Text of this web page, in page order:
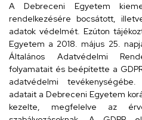
hely
Telefonszám
+36 52 512 900
Email
arany.titkarsag@arany-
A Debreceni Egyetem
rendelkezésére bocsátott,
adatok védelmét. Ezúton
Egyetem a 2018. május 25.
Általános Adatvédelmi
folyamatait és beépítette a
adatvédelmi
adatait a Debreceni Egyetem
kezelte, megfelelve az